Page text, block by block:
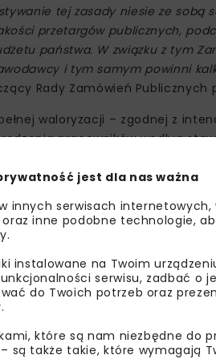
tej zasady niesie ze sobą
przetargów publicznych,
państwa. W związku z tym
i tym samym powinni
Rady Zamówień Publicznych
waloryzacji – zgodnej z
pracowników według
bowiem nie tylko kwotę
Ma to szczególne znaczenie w
usługowych. Nie można
otrzymuje do ręki.
składek na
jest dla nas ważna
innych serwisach internetowych,
inne podobne technologie,
instalowane na Twoim
serwisu, zadbać o
do Twoich potrzeb oraz
które są nam niezbędne do
są także takie, które wymagają